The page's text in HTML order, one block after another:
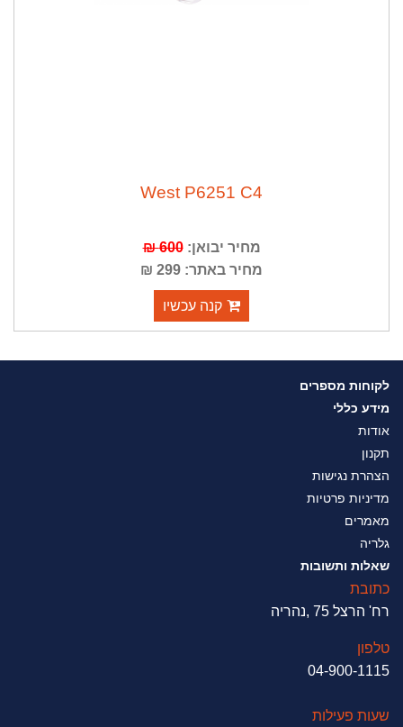
West P6251 C4
מחיר יבואן:600 ₪
מחיר באתר: 299 ₪
קנה עכשיו
לקוחות מספרים
מידע כללי
אודות
תקנון
הצהרת נגישות
מדיניות פרטיות
מאמרים
גלריה
שאלות ותשובות
כתובת
רח' הרצל 75 ,נהריה
טלפון
04-900-1115
שעות פעילות